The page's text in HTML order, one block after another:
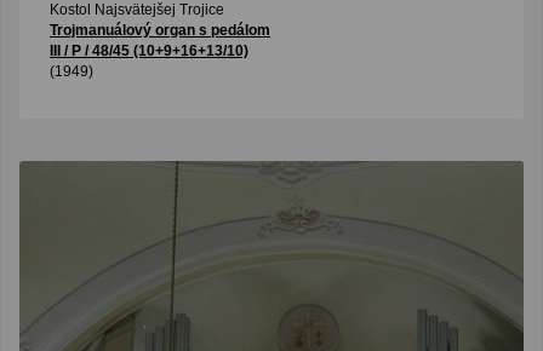
Kostol Najsvätejšej Trojice
Trojmanuálový organ s pedálom
III / P / 48/45 (10+9+16+13/10)
(1949)